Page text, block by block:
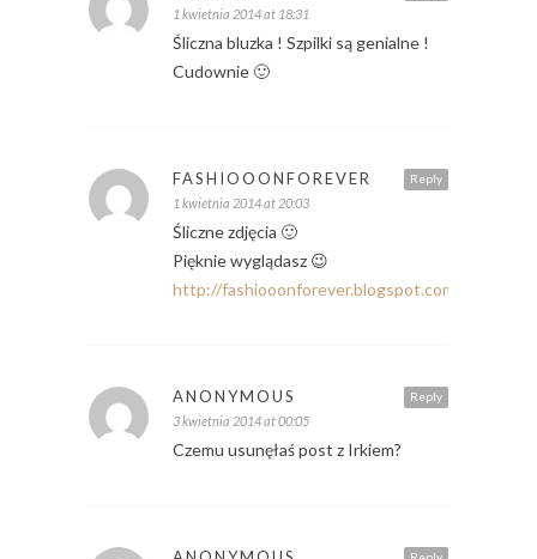
1 kwietnia 2014 at 18:31
Śliczna bluzka ! Szpilki są genialne !
Cudownie 🙂
Reply
FASHIOOONFOREVER
1 kwietnia 2014 at 20:03
Śliczne zdjęcia 🙂
Pięknie wyglądasz 😉
http://fashiooonforever.blogspot.com/
Reply
ANONYMOUS
3 kwietnia 2014 at 00:05
Czemu usunęłaś post z Irkiem?